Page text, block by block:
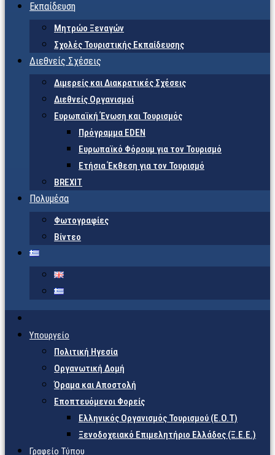
Εκπαίδευση
Μητρώο Ξεναγών
Σχολές Τουριστικής Εκπαίδευσης
Διεθνείς Σχέσεις
Διμερείς και Διακρατικές Σχέσεις
Διεθνείς Οργανισμοί
Ευρωπαϊκή Ένωση και Τουρισμός
Πρόγραμμα EDEN
Ευρωπαϊκό Φόρουμ για τον Τουρισμό
Ετήσια Έκθεση για τον Τουρισμό
BREXIT
Πολυμέσα
Φωτογραφίες
Βίντεο
Υπουργείο
Πολιτική Ηγεσία
Οργανωτική Δομή
Όραμα και Αποστολή
Εποπτευόμενοι Φορείς
Eλληνικός Οργανισμός Τουρισμού (Ε.Ο.Τ)
Ξενοδοχειακό Επιμελητήριο Ελλάδος (Ξ.Ε.Ε.)
Γραφείο Τύπου